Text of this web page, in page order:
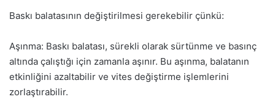
Baskı balatasının değiştirilmesi gerekebilir çünkü:
Aşınma: Baskı balatası, sürekli olarak sürtünme ve basınç
altında çalıştığı için zamanla aşınır. Bu aşınma, balatanın
etkinliğini azaltabilir ve vites değiştirme işlemlerini
zorlaştırabilir.